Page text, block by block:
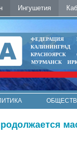
Ингушетия
ФЕДЕРАЦИЯ
КАЛИНИНГРАД
КРАСНОЯРСК
МУРМАНСК